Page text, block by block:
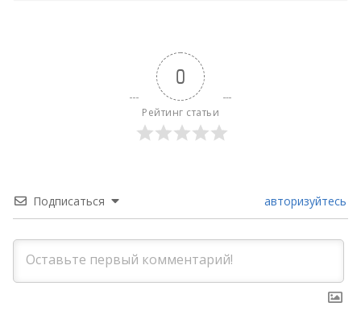
0
Рейтинг статьи
Подписаться авторизуйтесь